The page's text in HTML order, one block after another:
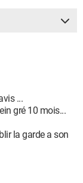
...
gré 10 mois...
la garde a son